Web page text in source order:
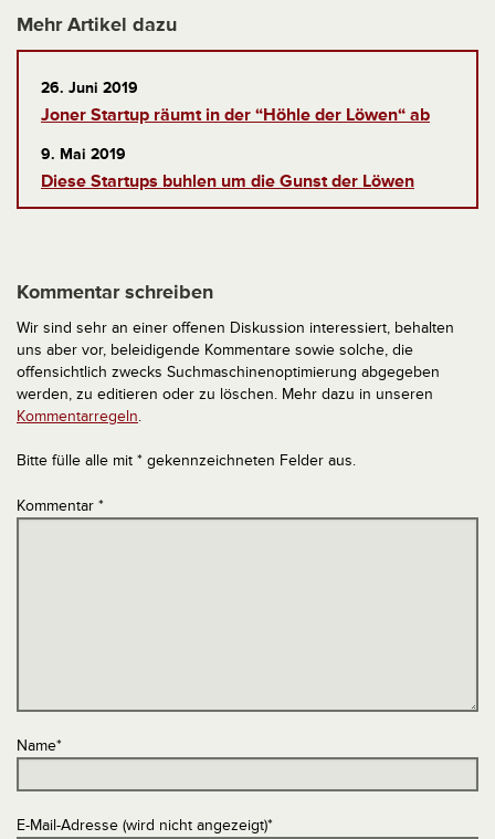
Mehr Artikel dazu
26. Juni 2019
Joner Startup räumt in der “Höhle der Löwen“ ab
9. Mai 2019
Diese Startups buhlen um die Gunst der Löwen
Kommentar schreiben
Wir sind sehr an einer offenen Diskussion interessiert, behalten
uns aber vor, beleidigende Kommentare sowie solche, die
offensichtlich zwecks Suchmaschinenoptimierung abgegeben
werden, zu editieren oder zu löschen. Mehr dazu in unseren
Kommentarregeln.
Bitte fülle alle mit * gekennzeichneten Felder aus.
Kommentar *
Name*
E-Mail-Adresse (wird nicht angezeigt)*